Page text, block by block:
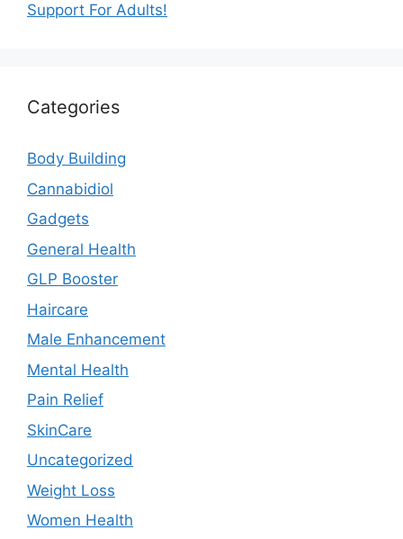
Support For Adults!
Categories
Body Building
Cannabidiol
Gadgets
General Health
GLP Booster
Haircare
Male Enhancement
Mental Health
Pain Relief
SkinCare
Uncategorized
Weight Loss
Women Health